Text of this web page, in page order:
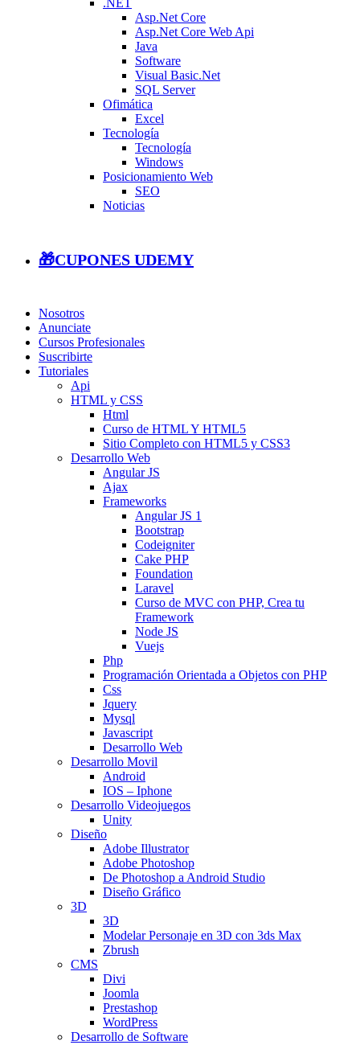
.NET
Asp.Net Core
Asp.Net Core Web Api
Java
Software
Visual Basic.Net
SQL Server
Ofimática
Excel
Tecnología
Tecnología
Windows
Posicionamiento Web
SEO
Noticias
🎁CUPONES UDEMY
Nosotros
Anunciate
Cursos Profesionales
Suscribirte
Tutoriales
Api
HTML y CSS
Html
Curso de HTML Y HTML5
Sitio Completo con HTML5 y CSS3
Desarrollo Web
Angular JS
Ajax
Frameworks
Angular JS 1
Bootstrap
Codeigniter
Cake PHP
Foundation
Laravel
Curso de MVC con PHP, Crea tu
Framework
Node JS
Vuejs
Php
Programación Orientada a Objetos con PHP
Css
Jquery
Mysql
Javascript
Desarrollo Web
Desarrollo Movil
Android
IOS – Iphone
Desarrollo Videojuegos
Unity
Diseño
Adobe Illustrator
Adobe Photoshop
De Photoshop a Android Studio
Diseño Gráfico
3D
3D
Modelar Personaje en 3D con 3ds Max
Zbrush
CMS
Divi
Joomla
Prestashop
WordPress
Desarrollo de Software